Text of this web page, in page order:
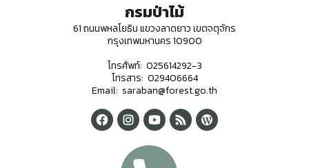
กรมป่าไม้
61 ถนนพหลโยธิน แขวงลาดยาว เขตจตุจักร
กรุงเทพมหานคร 10900
โทรศัพท์: 025614292-3
โทรสาร: 029406664
Email: saraban@forest.go.th